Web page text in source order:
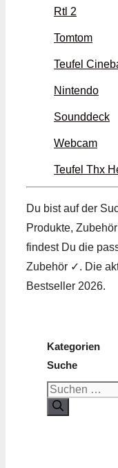
Rtl 2
Tomtom
Teufel
Nintendo
Sounddeck
Webcam
Teufel Thx
Du bist auf der
Produkte,
findest Du die
Zubehör ✓. Die
Bestseller 2026.
Kategorien
Suche
Suchen
nach: